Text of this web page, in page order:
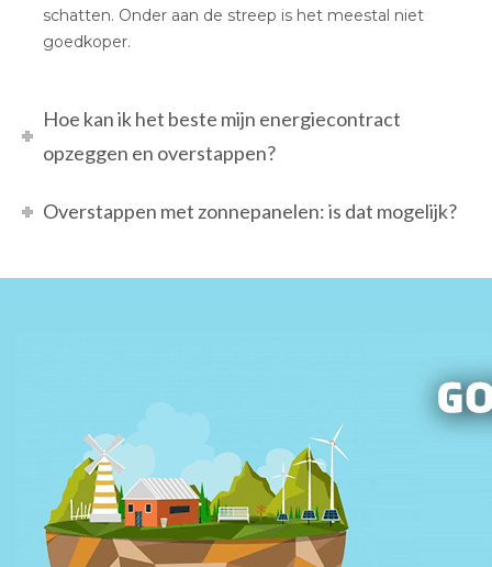
schatten. Onder aan de streep is het meestal niet
goedkoper.
Hoe kan ik het beste mijn energiecontract
opzeggen en overstappen?
Overstappen met zonnepanelen: is dat mogelijk?